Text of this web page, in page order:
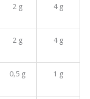
2 g 4 g
2 g 4 g
0,5 g 1 g